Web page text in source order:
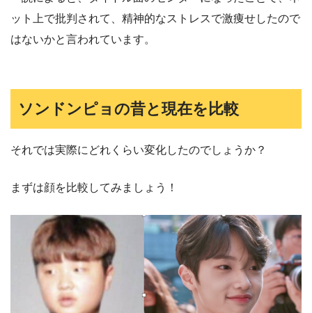
ット上で批判されて、精神的なストレスで激痩せしたので
はないかと言われています。
ソンドンピョの昔と現在を比較
それでは実際にどれくらい変化したのでしょうか？
まずは顔を比較してみましょう！